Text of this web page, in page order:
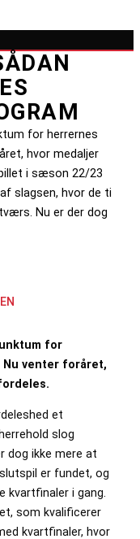
for herrernes
hvor medaljer
i sæson 22/23
slagsen, hvor de ti
Nu er der dog
for
Nu venter foråret,
et
slog
dog ikke mere at
er fundet, og
kvartfinaler i gang.
som kvalificerer
kvartfinaler, hvor